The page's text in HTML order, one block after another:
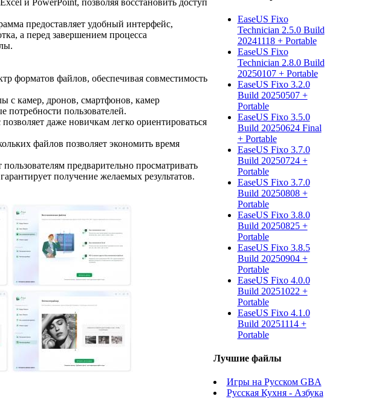
и PowerPoint, позволяя восстановить доступ
предоставляет удобный интерфейс,
а перед завершением процесса
форматов файлов, обеспечивая совместимость
с камер, дронов, смартфонов, камер
потребности пользователей.
даже новичкам легко ориентироваться
файлов позволяет экономить время
предварительно просматривать
получение желаемых результатов.
EaseUS Fixo
Technician 2.5.0 Build
20241118 + Portable
EaseUS Fixo
Technician 2.8.0 Build
20250107 + Portable
EaseUS Fixo 3.2.0
Build 20250507 +
Portable
EaseUS Fixo 3.5.0
Build 20250624 Final
+ Portable
EaseUS Fixo 3.7.0
Build 20250724 +
Portable
EaseUS Fixo 3.7.0
Build 20250808 +
Portable
EaseUS Fixo 3.8.0
Build 20250825 +
Portable
EaseUS Fixo 3.8.5
Build 20250904 +
Portable
EaseUS Fixo 4.0.0
Build 20251022 +
Portable
EaseUS Fixo 4.1.0
Build 20251114 +
Portable
Лучшие файлы
Игры на Русском GBA
Русская Кухня - Азбука